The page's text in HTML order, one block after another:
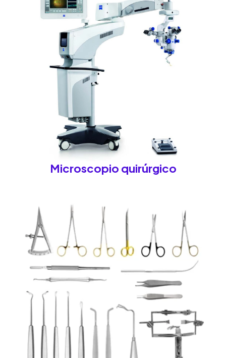
Microscopio quirúrgico